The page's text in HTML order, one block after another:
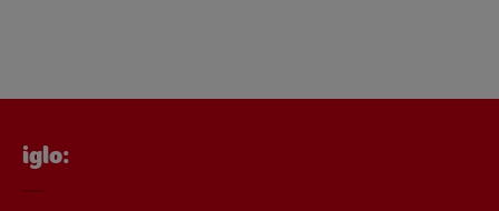
iglo: